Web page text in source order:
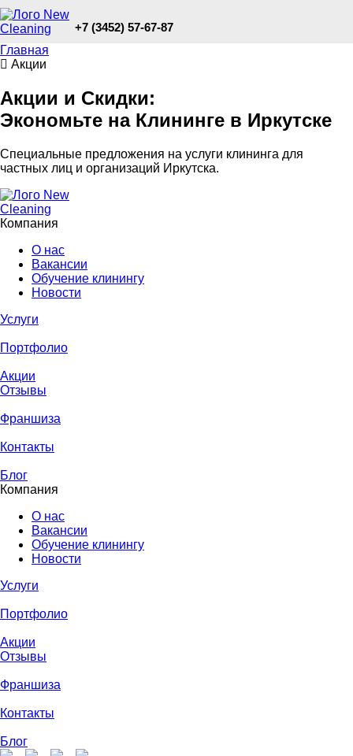
+7 (3452) 57-67-87
Главная
Акции
Акции и Скидки:
Экономьте на Клининге в Иркутске
Специальные предложения на услуги клининга для
частных лиц и организаций Иркутска.
Компания
О нас
Вакансии
Обучение клинингу
Новости
Услуги
Портфолио
Акции
Отзывы
Франшиза
Контакты
Блог
Компания
О нас
Вакансии
Обучение клинингу
Новости
Услуги
Портфолио
Акции
Отзывы
Франшиза
Контакты
Блог